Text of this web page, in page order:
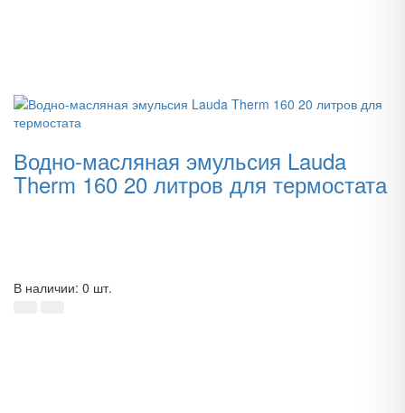
Водно-масляная эмульсия Lauda
Therm 160 20 литров для термостата
В наличии: 0 шт.